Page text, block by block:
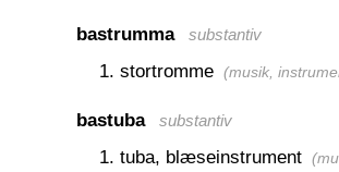
bastrumma substantiv
stortromme (musik,
bastuba substantiv
tuba, blæseinstrument (